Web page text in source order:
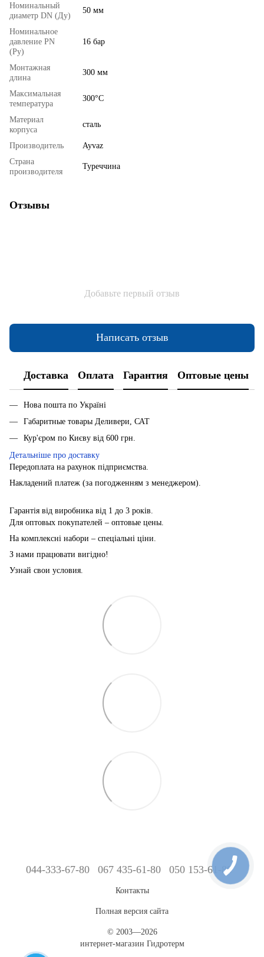
Номинальный
диаметр DN (Ду)
50 мм
Номинальное
давление PN
(Ру)
16 бар
Монтажная
длина
300 мм
Максимальная
температура
300°С
Материал
корпуса
сталь
Производитель
Ayvaz
Страна
производителя
Туреччина
Отзывы
Добавьте первый отзыв
Написать отзыв
Доставка Оплата Гарантия Оптовые цены
Нова пошта по Україні
Габаритные товары Деливери, САТ
Кур'єром по Києву від 600 грн.
Детальніше про доставку
Передоплата на рахунок підприємства.
Накладений платеж (за погодженням з менеджером).
Гарантія від виробника від 1 до 3 років.
Для оптовых покупателей – оптовые цены.
На комплексні набори – спеціальні ціни.
З нами працювати вигідно!
Узнай свои условия.
044-333-67-80 067 435-61-80 050 153-61-80
Контакты
Полная версия сайта
© 2003—2026
интернет-магазин Гидротерм